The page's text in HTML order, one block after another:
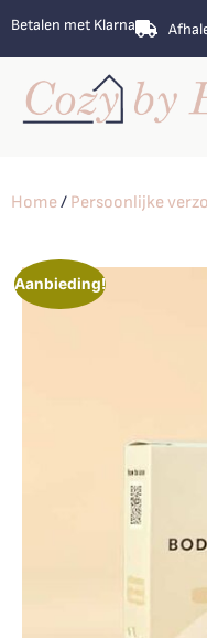
Betalen met Klarna
Home/ Persoonlijke
Aanbieding!